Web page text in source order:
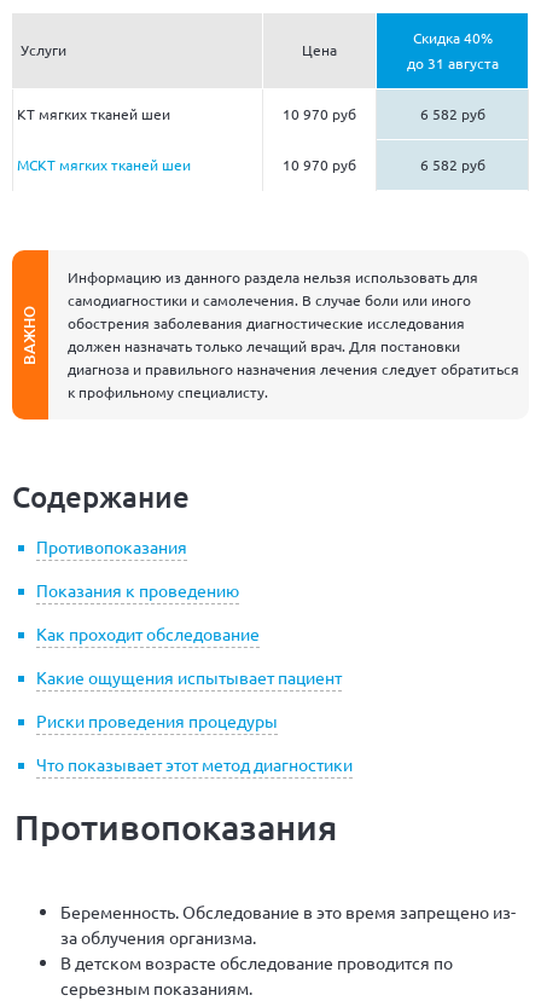
Услуги Цена
Скидка 40%
до 31 августа
КТ мягких тканей шеи 10 970 руб 6 582 руб
МСКТ мягких тканей шеи 10 970 руб 6 582 руб
ВАЖНО
Информацию из данного раздела нельзя использовать для
самодиагностики и самолечения. В случае боли или иного
обострения заболевания диагностические исследования
должен назначать только лечащий врач. Для постановки
диагноза и правильного назначения лечения следует обратиться
к профильному специалисту.
Содержание
Противопоказания
Показания к проведению
Как проходит обследование
Какие ощущения испытывает пациент
Риски проведения процедуры
Что показывает этот метод диагностики
Противопоказания
Беременность. Обследование в это время запрещено из-
за облучения организма.
В детском возрасте обследование проводится по
серьезным показаниям.